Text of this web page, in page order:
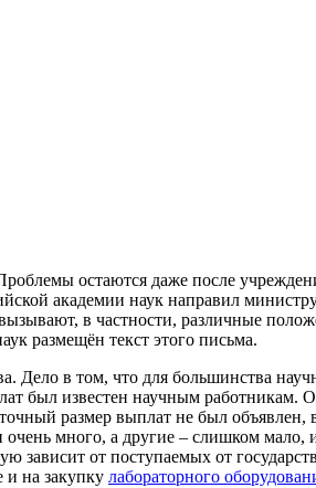
остаются даже после
академии наук направил
в частности, различные
размещён текст этого письма.
Дело в том, что для большинства
был известен научным работникам.
размер выплат не был объявлен,
много, а другие – слишком
зависит от поступаемых от
на закупку лабораторного